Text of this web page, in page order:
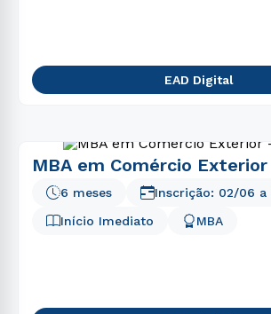
EAD Digital
MBA em Comércio
Início Imediato
6 meses
MBA
Inscrição: 02/06 a